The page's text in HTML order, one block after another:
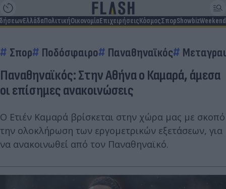
ΕλλάδαΠολιτικήΟικονομίαΕπιχειρήσειςΚόσμοςΣπορShowbizWeekend
Σπορ Ποδόσφαιρο Παναθηναϊκός
Παναθηναϊκός: Στην Αθήνα ο Καμαρά, άμεσα
οι επίσημες ανακοινώσεις
Ο Ετιέν Καμαρά βρίσκεται στην χώρα μας με σκοπό
την ολοκλήρωση των εργομετρικών εξετάσεων, για
να ανακοινωθεί από τον Παναθηναϊκό.